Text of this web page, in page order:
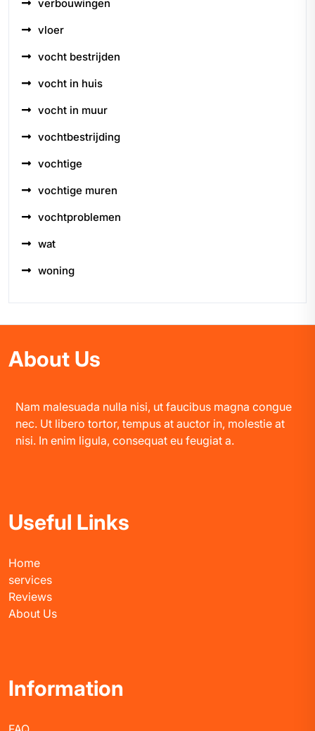
verbouwingen
vloer
vocht bestrijden
vocht in huis
vocht in muur
vochtbestrijding
vochtige
vochtige muren
vochtproblemen
wat
woning
About Us
Nam malesuada nulla nisi, ut faucibus magna congue
nec. Ut libero tortor, tempus at auctor in, molestie at
nisi. In enim ligula, consequat eu feugiat a.
Useful Links
Home
services
Reviews
About Us
Information